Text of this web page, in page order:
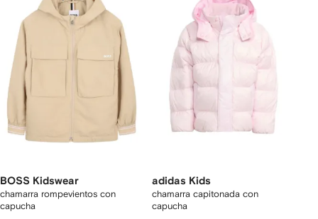
BOSS Kidswear
chamarra rompevientos con
capucha
adidas Kids
chamarra capitonada con
capucha